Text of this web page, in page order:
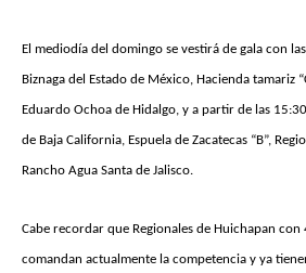
El mediodía del domingo se vestirá de gala con
Biznaga del Estado de México, Hacienda tamariz
Eduardo Ochoa de Hidalgo, y a partir de las
de Baja California, Espuela de Zacatecas “B”,
Rancho Agua Santa de Jalisco.
Cabe recordar que Regionales de Huichapan
comandan actualmente la competencia y ya